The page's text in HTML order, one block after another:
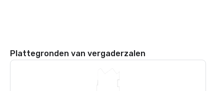
Plattegronden van vergaderzalen